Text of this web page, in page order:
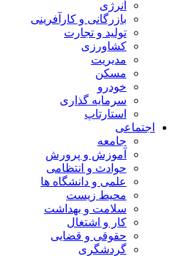
انرژی
بازرگانی و کارآفرینی
تولید و تجارت
کشاورزی
مدیریت
مسکن
خودرو
سرمایه گذاری
استارتاپ
اجتماعی
جامعه
آموزش و پرورش
حوادث و انتظامی
علمی و دانشگاه ها
محیط زیست
سلامت و بهداشت
کار و اشتغال
حقوقی و قضایی
گردشگری